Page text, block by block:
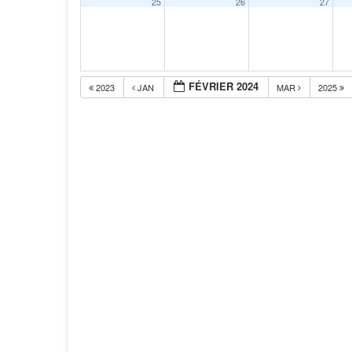
2023 JAN FÉVRIER 2024 MAR 2025